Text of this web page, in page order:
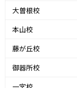
大曽根校
本山校
藤が丘校
御器所校